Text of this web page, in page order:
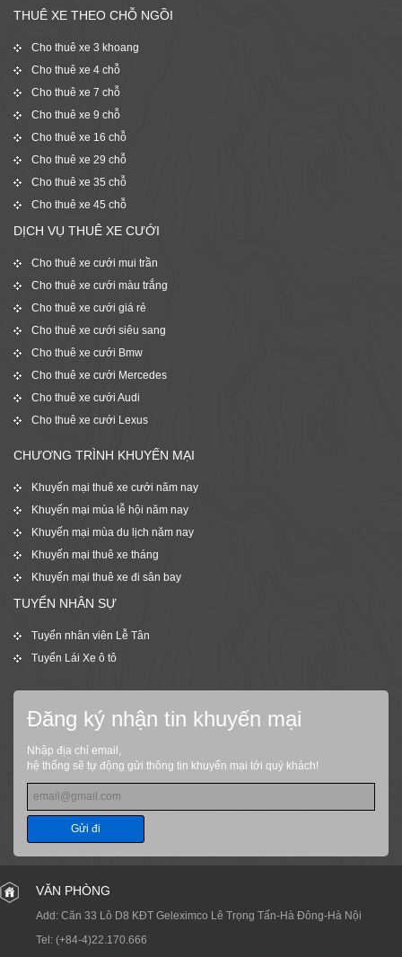
THUÊ XE THEO CHỖ NGỒI
Cho thuê xe 3 khoang
Cho thuê xe 4 chỗ
Cho thuê xe 7 chỗ
Cho thuê xe 9 chỗ
Cho thuê xe 16 chỗ
Cho thuê xe 29 chỗ
Cho thuê xe 35 chỗ
Cho thuê xe 45 chỗ
DỊCH VỤ THUÊ XE CƯỚI
Cho thuê xe cưới mui trần
Cho thuê xe cưới màu trắng
Cho thuê xe cưới giá rẻ
Cho thuê xe cưới siêu sang
Cho thuê xe cưới Bmw
Cho thuê xe cưới Mercedes
Cho thuê xe cưới Audi
Cho thuê xe cưới Lexus
CHƯƠNG TRÌNH KHUYẾN MẠI
Khuyến mại thuê xe cưới năm nay
Khuyến mại mùa lễ hội năm nay
Khuyến mại mùa du lịch năm nay
Khuyến mại thuê xe tháng
Khuyến mại thuê xe đi sân bay
TUYỂN NHÂN SỰ
Tuyển nhân viên Lễ Tân
Tuyển Lái Xe ô tô
Đăng ký nhận tin khuyến mại
Nhập địa chỉ email,
hệ thống sẽ tự động gửi thông tin khuyến mại tới quý khách!
Gửi đi
VĂN PHÒNG
Add: Căn 33 Lô D8 KĐT Geleximco Lê Trọng Tấn-Hà Đông-Hà Nội
Tel: (+84-4)22.170.666